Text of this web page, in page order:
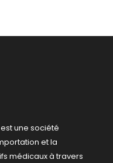
est une société
et la
médicaux à travers